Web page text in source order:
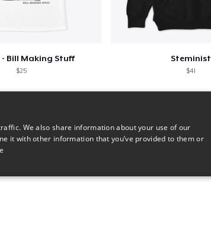
- Bill Making Stuff
$25
Steminist
$41
We also share information about your use of our
it with other information that you’ve provided to them or